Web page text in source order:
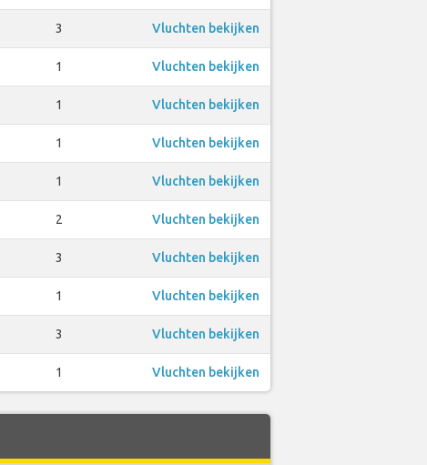
3 Vluchten bekijken
1 Vluchten bekijken
1 Vluchten bekijken
1 Vluchten bekijken
1 Vluchten bekijken
2 Vluchten bekijken
3 Vluchten bekijken
1 Vluchten bekijken
3 Vluchten bekijken
1 Vluchten bekijken